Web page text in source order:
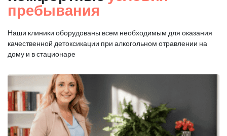
пребывания
Наши клиники оборудованы всем необходимым для оказания
качественной детоксикации при алкогольном отравлении на
дому и в стационаре